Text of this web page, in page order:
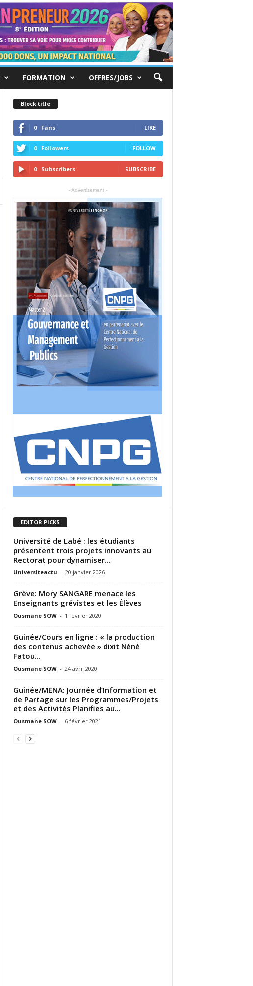
FORMATION OFFRES/JOBS
Block title
0 Fans LIKE
0 Followers FOLLOW
0 Subscribers SUBSCRIBE
- Advertisement -
EDITOR PICKS
Université de Labé : les étudiants
présentent trois projets innovants au
Rectorat pour dynamiser...
Universiteactu - 20 janvier 2026
Grève: Mory SANGARE menace les
Enseignants grévistes et les Élèves
Ousmane SOW - 1 février 2020
Guinée/Cours en ligne : « la production
des contenus achevée » dixit Néné
Fatou...
Ousmane SOW - 24 avril 2020
Guinée/MENA: Journée d’Information et
de Partage sur les Programmes/Projets
et des Activités Planifies au...
Ousmane SOW - 6 février 2021